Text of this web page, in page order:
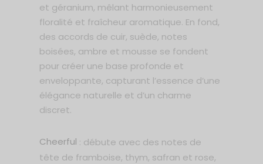
et géranium, mêlant harmonieusement
floralité et fraîcheur aromatique. En fond,
des accords de cuir, suède, notes
boisées, ambre et mousse se fondent
pour créer une base profonde et
enveloppante, capturant l’essence d’une
élégance naturelle et d’un charme
discret.
Cheerful : débute avec des notes de
tête de framboise, thym, safran et rose,